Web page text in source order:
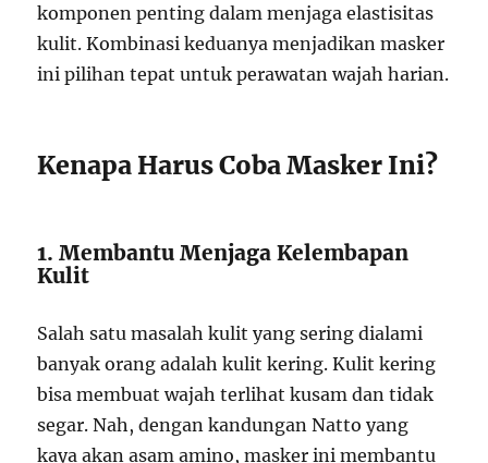
komponen penting dalam menjaga elastisitas
kulit. Kombinasi keduanya menjadikan masker
ini pilihan tepat untuk perawatan wajah harian.
Kenapa Harus Coba Masker Ini?
1. Membantu Menjaga Kelembapan
Kulit
Salah satu masalah kulit yang sering dialami
banyak orang adalah kulit kering. Kulit kering
bisa membuat wajah terlihat kusam dan tidak
segar. Nah, dengan kandungan Natto yang
kaya akan asam amino, masker ini membantu